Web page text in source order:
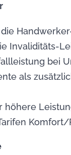
Invaliditäts-
bei
als
höhere
Komfort/